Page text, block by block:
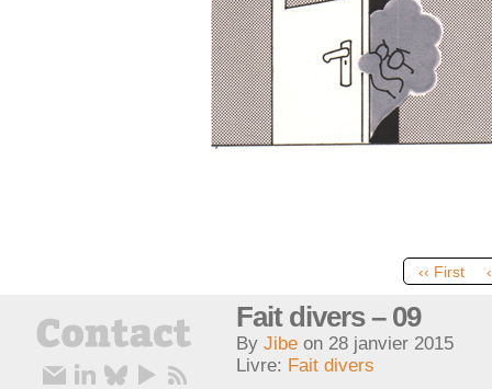
‹‹ First
Fait divers – 09
By Jibe on 28 janvier 2015
Livre: Fait divers